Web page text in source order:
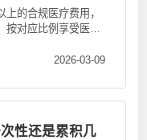
的合规医疗费用，
按对应比例享受医保
2026-03-09
性还是累积几